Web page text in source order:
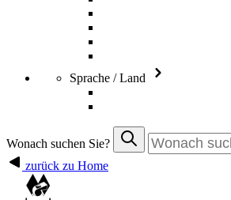
Sprache / Land
Wonach suchen Sie?
zurück zu Home